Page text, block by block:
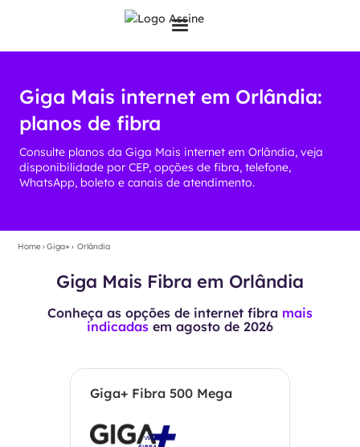
Giga Mais internet em Orlândia:
planos de fibra
Consulte planos da Giga Mais internet em Orlândia, veja
disponibilidade por CEP, opções de fibra, telefone,
WhatsApp, boleto e canais de atendimento.
Home›Giga+› Orlândia
Giga Mais Fibra em Orlândia
Conheça as opções de internet fibra mais
indicadas em agosto de 2026
Giga+ Fibra 500 Mega